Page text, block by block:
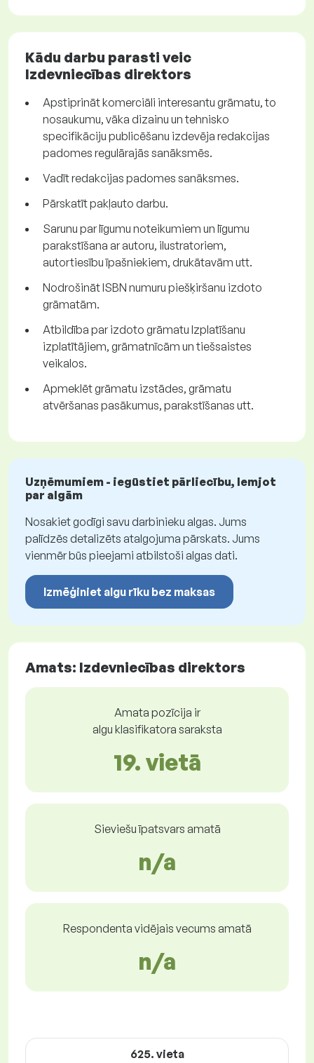
Kādu darbu parasti veic
Izdevniecības direktors
Apstiprināt komerciāli interesantu grāmatu, to
nosaukumu, vāka dizainu un tehnisko
specifikāciju publicēšanu izdevēja redakcijas
padomes regulārajās sanāksmēs.
Vadīt redakcijas padomes sanāksmes.
Pārskatīt pakļauto darbu.
Sarunu par līgumu noteikumiem un līgumu
parakstīšana ar autoru, ilustratoriem,
autortiesību īpašniekiem, drukātavām utt.
Nodrošināt ISBN numuru piešķiršanu izdoto
grāmatām.
Atbildība par izdoto grāmatu Izplatīšanu
izplatītājiem, grāmatnīcām un tiešsaistes
veikalos.
Apmeklēt grāmatu izstādes, grāmatu
atvēršanas pasākumus, parakstīšanas utt.
Uzņēmumiem - iegūstiet pārliecību, lemjot
par algām
Nosakiet godīgi savu darbinieku algas. Jums
palīdzēs detalizēts atalgojuma pārskats. Jums
vienmēr būs pieejami atbilstoši algas dati.
Izmēģiniet algu rīku bez maksas
Amats: Izdevniecības direktors
Amata pozīcija ir
algu klasifikatora saraksta
19. vietā
Sieviešu īpatsvars amatā
n/a
Respondenta vidējais vecums amatā
n/a
625. vieta